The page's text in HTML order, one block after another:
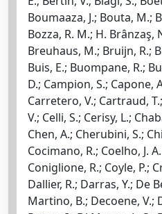
Boumaaza, J.; Bouta, M.;
Bozza, R. M.; H. Brânzaş,
Breuhaus, M.; Bruijn, R.;
Buis, E.; Buompane, R.;
D.; Campion, S.; Capone,
Carretero, V.; Cartraud,
V.; Celli, S.; Cerisy, L.;
Chen, A.; Cherubini, S.;
Cocimano, R.; Coelho, J.
Coniglione, R.; Coyle, P.;
Dallier, R.; Darras, Y.; De
Martino, B.; Decoene, V.;